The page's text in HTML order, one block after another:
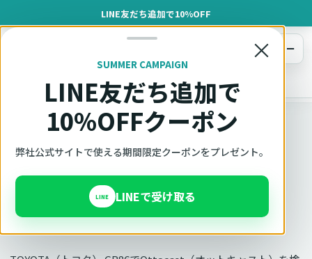
LINE友だち追加で10%OFF
×
SUMMER CAMPAIGN
LINE友だち追加で
10%OFFクーポン
弊社公式サイトで使える期間限定クーポンをプレゼント。
LINE LINEで受け取る
オットキャスト
メニュー
車種適合確認 TOYOTA（トヨタ） GR86
車種別適合
オットキャスト TOYOTA
GR86の適合確認